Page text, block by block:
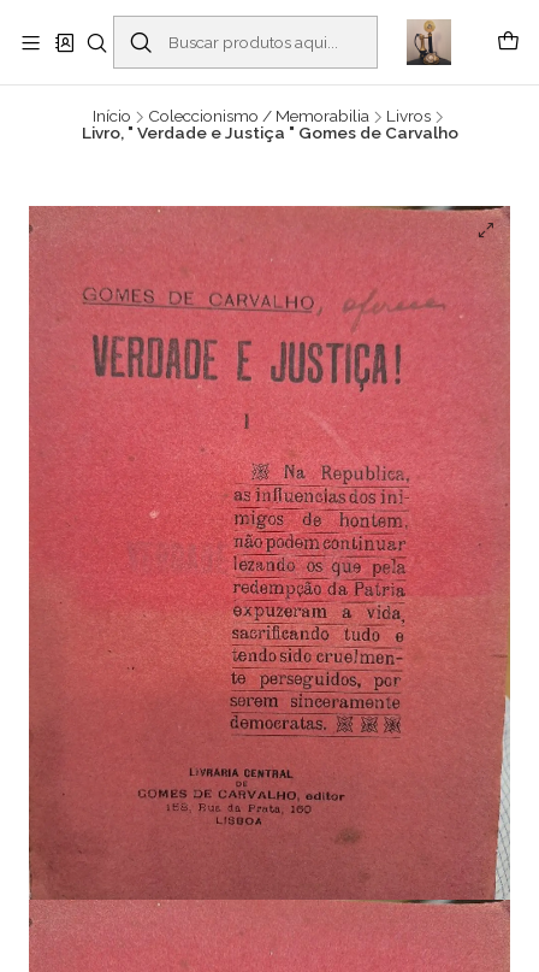
Buscantiguidades - Leilões. Colecionismo e antiguidades em Viana do
Castelo -
Leia mais
Início Coleccionismo / Memorabilia
Livros
Livro, " Verdade e Justiça " Gomes de Carvalho